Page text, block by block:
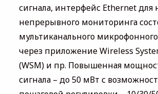
сигнала, интерфейс Ethernet для
непрерывного мониторинга
мультиканального
через приложение Wireless
(WSM) и пр. Повышенная
сигнала – до 50 мВт с